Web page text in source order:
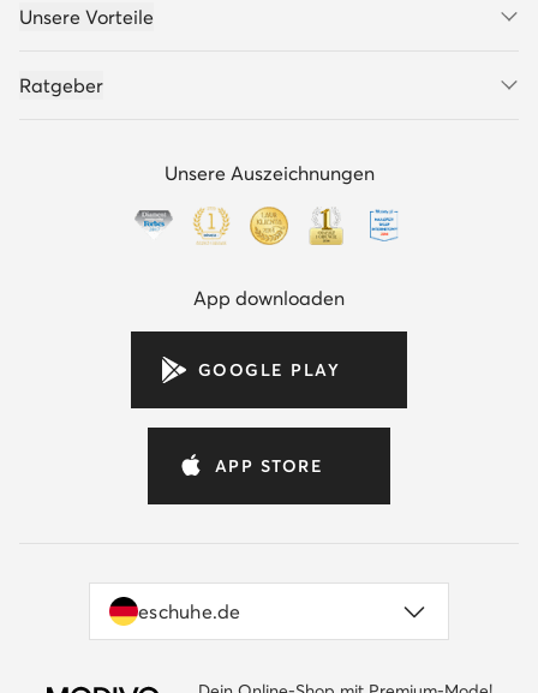
Unsere Vorteile
Ratgeber
Unsere Auszeichnungen
App downloaden
GOOGLE PLAY
APP STORE
eschuhe.de